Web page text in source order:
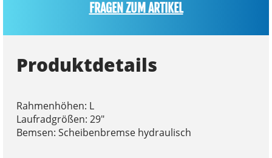
FRAGEN ZUM ARTIKEL
Produktdetails
Rahmenhöhen: L
Laufradgrößen: 29"
Bemsen: Scheibenbremse hydraulisch